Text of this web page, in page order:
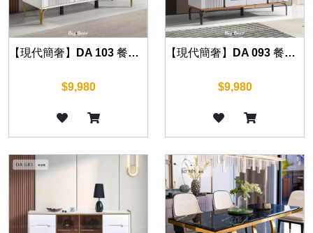
【現代簡奢】DA 103 餐邊櫃 120cm
$9,980
【現代簡奢】DA 093 餐邊櫃 120cm
$9,980